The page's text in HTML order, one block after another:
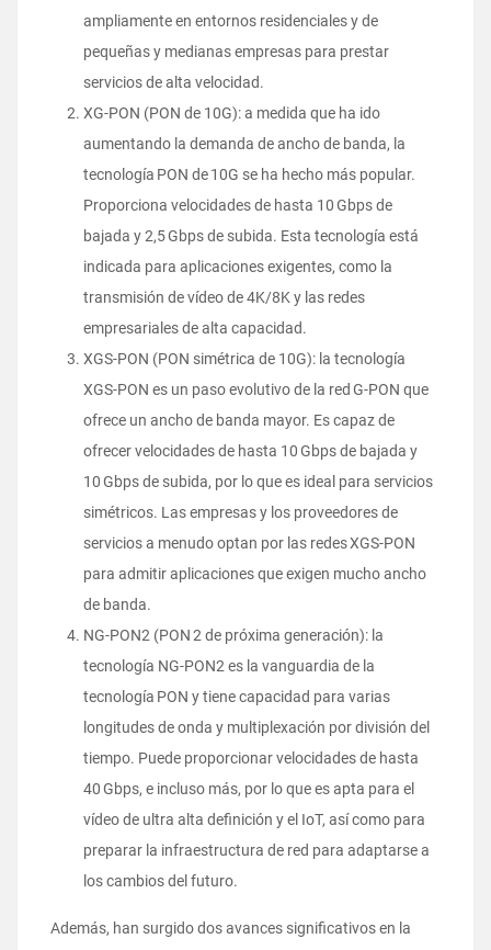
ampliamente en entornos residenciales y de
pequeñas y medianas empresas para prestar
servicios de alta velocidad.
XG-PON (PON de 10G): a medida que ha ido
aumentando la demanda de ancho de banda, la
tecnología PON de 10G se ha hecho más popular.
Proporciona velocidades de hasta 10 Gbps de
bajada y 2,5 Gbps de subida. Esta tecnología está
indicada para aplicaciones exigentes, como la
transmisión de vídeo de 4K/8K y las redes
empresariales de alta capacidad.
XGS-PON (PON simétrica de 10G): la tecnología
XGS-PON es un paso evolutivo de la red G-PON que
ofrece un ancho de banda mayor. Es capaz de
ofrecer velocidades de hasta 10 Gbps de bajada y
10 Gbps de subida, por lo que es ideal para servicios
simétricos. Las empresas y los proveedores de
servicios a menudo optan por las redes XGS-PON
para admitir aplicaciones que exigen mucho ancho
de banda.
NG-PON2 (PON 2 de próxima generación): la
tecnología NG-PON2 es la vanguardia de la
tecnología PON y tiene capacidad para varias
longitudes de onda y multiplexación por división del
tiempo. Puede proporcionar velocidades de hasta
40 Gbps, e incluso más, por lo que es apta para el
vídeo de ultra alta definición y el IoT, así como para
preparar la infraestructura de red para adaptarse a
los cambios del futuro.
Además, han surgido dos avances significativos en la